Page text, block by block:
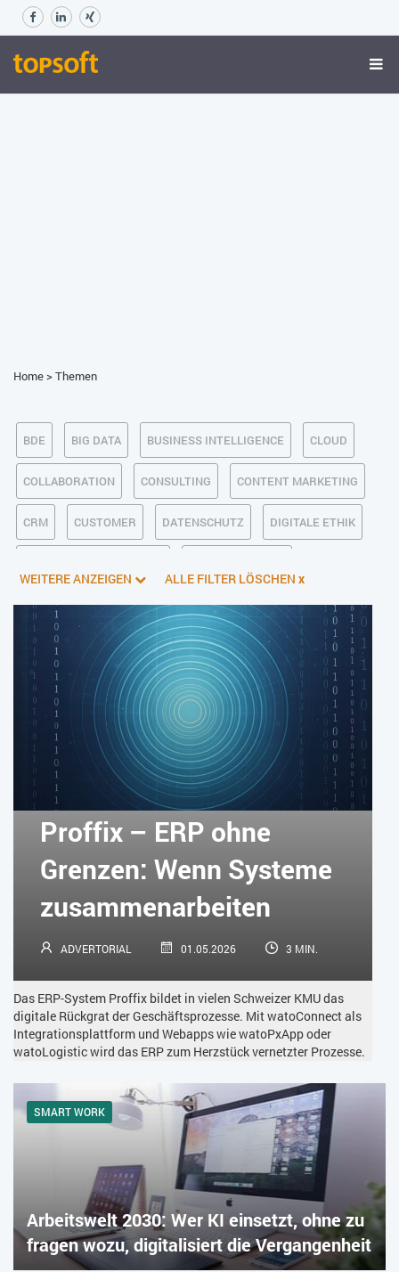
Home>Themen
BDE BIG DATA BUSINESS INTELLIGENCE CLOUD
COLLABORATION CONSULTING CONTENT MARKETING
CRM CUSTOMER DATENSCHUTZ DIGITALE ETHIK
E-BUSINESS ECM/DMS E-COMMERCE EINKAUF
ERP FALLSTUDIEN FERTIGUNG FINANZSOFTWARE
HANDEL HR INDUSTRIE 4.0
IT AUS- UND WEITERBILDUNG IT-INFRASTRUKTUR
IT-JOBS IT-SERVICE MANAGEMENT KI IM ERP
KÜNSTLICHE INTELLIGENZ LOGISTIK LOHN
SOCIAL COMMERCE SOCIAL-MEDIA
SOFTWARE-AS-A-SERVICE SOFTWAREENTWICKLUNG
TRANSPORTLOGISTIK / LAGER
TRENDKOMPASS 2026 USABILITY
USER EXPERIENCE WEBDESIGN WEB-SHOP
ZEITWIRTSCHAFT
WEITERE ANZEIGEN ALLE FILTER LÖSCHEN x
Proffix – ERP ohne
Grenzen: Wenn Systeme
zusammenarbeiten
ADVERTORIAL 01.05.2026 3 MIN.
Das ERP-System Proffix bildet in vielen Schweizer KMU das
digitale Rückgrat der Geschäftsprozesse. Mit watoConnect als
Integrationsplattform und Webapps wie watoPxApp oder
watoLogistic wird das ERP zum Herzstück vernetzter Prozesse.
SMART WORK
Arbeitswelt 2030: Wer KI einsetzt, ohne zu
fragen wozu, digitalisiert die Vergangenheit